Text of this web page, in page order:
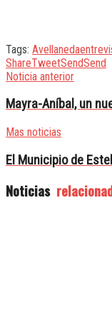
Tags: Avellaneda
ShareTweetSendSend
Noticia anterior
Mayra-Aníbal, un
Mas noticias
El Municipio de
Noticias